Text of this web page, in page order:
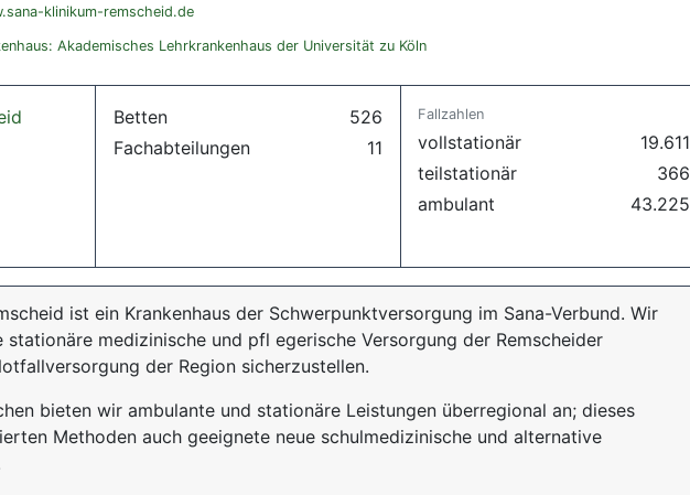
klinikum-remscheid.de
Akademisches Lehrkrankenhaus der Universität zu Köln
Betten
526
Fachabteilungen
11
Fallzahlen
vollstationär
19.611
teilstationär
366
ambulant
43.225
ist ein Krankenhaus der Schwerpunktversorgung im Sana-Verbund. Wir
stationäre medizinische und pfl egerische Versorgung der Remscheider
der Region sicherzustellen.
bieten wir ambulante und stationäre Leistungen überregional an; dieses
Methoden auch geeignete neue schulmedizinische und alternative